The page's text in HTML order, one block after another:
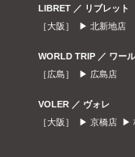
LIBRET ／ リブレット
［大阪］ ▶ 北新地店
WORLD TRIP ／ ワー
［広島］ ▶ 広島店
VOLER ／ ヴォレ
［大阪］ ▶ 京橋店 ▶